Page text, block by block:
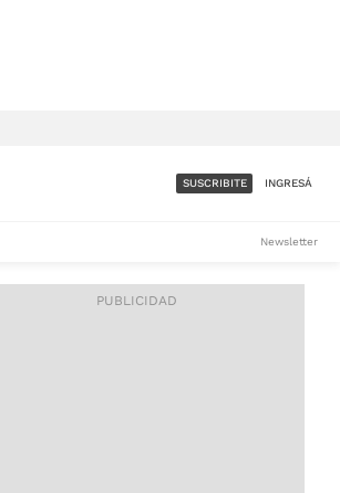
ACCESO FULL - $1.800/MES
SUSCRIBITE INGRESÁ
Newsletter